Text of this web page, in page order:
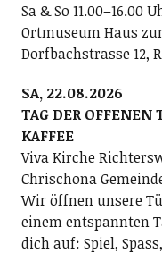
Sa & So 11.00–16.00
Ortmuseum Haus
Dorfbachstrasse 12,
SA, 22.08.2026
TAG DER OFFENEN
KAFFEE
Viva Kirche
Chrischona
Wir öffnen unsere
einem entspannten
dich auf: Spiel,